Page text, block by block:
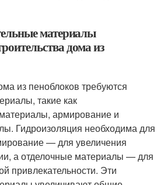
материалы
дома из
из пеноблоков требуются
такие как
армирование и
Гидроизоляция необходима для
— для увеличения
а отделочные материалы — для
привлекательности. Эти